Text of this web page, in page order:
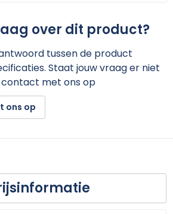
over dit product?
tussen de product
Staat jouw vraag er niet
contact met ons op
ons op